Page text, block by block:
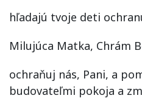
hľadajú tvoje deti
Milujúca Matka, Chrám
ochraňuj nás, Pani, a
budovateľmi pokoja a